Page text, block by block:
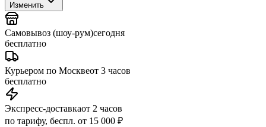
Изменить
Самовывоз (шоу-рум)сегодня
бесплатно
Курьером по Москвеот 3 часов
бесплатно
Экспресс-доставкаот 2 часов
по тарифу, беспл. от 15 000 ₽